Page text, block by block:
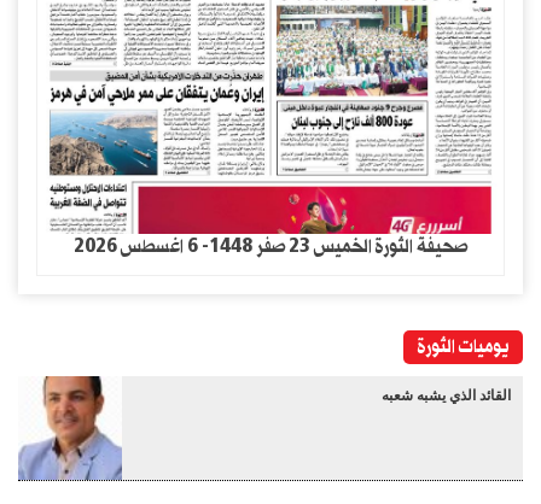
صحيفة الثورة الخميس 23 صفر 1448- 6 اغسطس 2026
يوميات الثورة
القائد الذي يشبه شعبه